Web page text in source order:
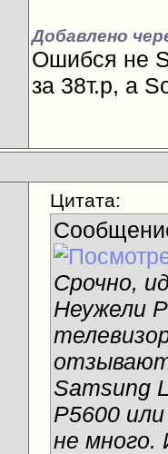
Добавлено
Ошибся не
за 38т.р, а
Цитата:
Срочно,
Неужели
Samsung
P5600
не много.